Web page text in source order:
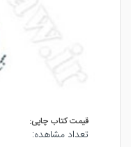
قیمت کتاب چاپی:
تعداد مشاهده: